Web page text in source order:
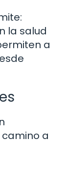
la salud
a
a